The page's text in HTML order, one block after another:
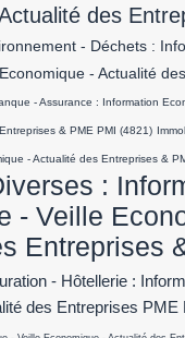
des
- Déchets :
- Actualité
- Assurance : Information
& PME PMI (4821)
- Actualité des Entreprises &
:
- Veille
Entreprises
- Hôtellerie :
des Entreprises PME